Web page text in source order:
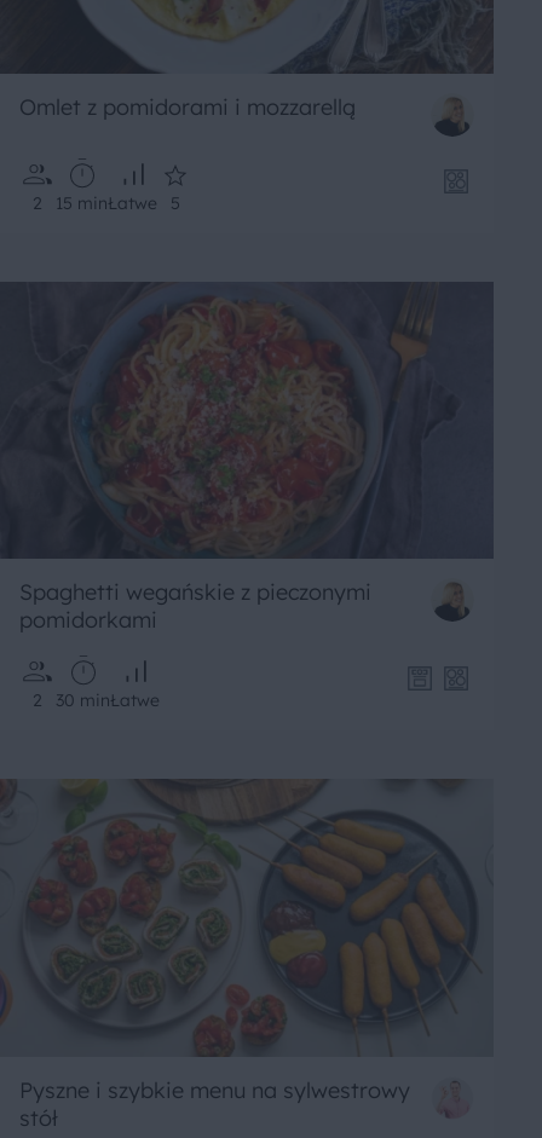
Omlet z pomidorami i mozzarellą
2 15 minŁatwe 5
Spaghetti wegańskie z pieczonymi
pomidorkami
2 30 minŁatwe
Pyszne i szybkie menu na sylwestrowy
stół